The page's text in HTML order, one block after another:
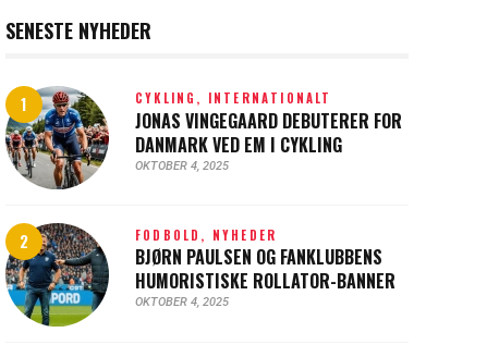
SENESTE NYHEDER
CYKLING, INTERNATIONALT
JONAS VINGEGAARD DEBUTERER FOR
DANMARK VED EM I CYKLING
OKTOBER 4, 2025
FODBOLD, NYHEDER
BJØRN PAULSEN OG FANKLUBBENS
HUMORISTISKE ROLLATOR-BANNER
OKTOBER 4, 2025